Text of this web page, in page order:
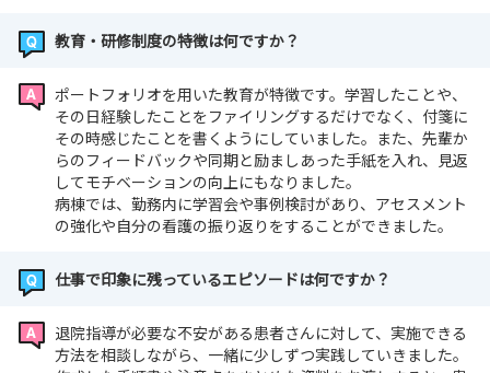
教育・研修制度の特徴は何ですか？
ポートフォリオを用いた教育が特徴です。学習したことや、
その日経験したことをファイリングするだけでなく、付箋に
その時感じたことを書くようにしていました。また、先輩か
らのフィードバックや同期と励ましあった手紙を入れ、見返
してモチベーションの向上にもなりました。
病棟では、勤務内に学習会や事例検討があり、アセスメント
の強化や自分の看護の振り返りをすることができました。
仕事で印象に残っているエピソードは何ですか？
退院指導が必要な不安がある患者さんに対して、実施できる
方法を相談しながら、一緒に少しずつ実践していきました。